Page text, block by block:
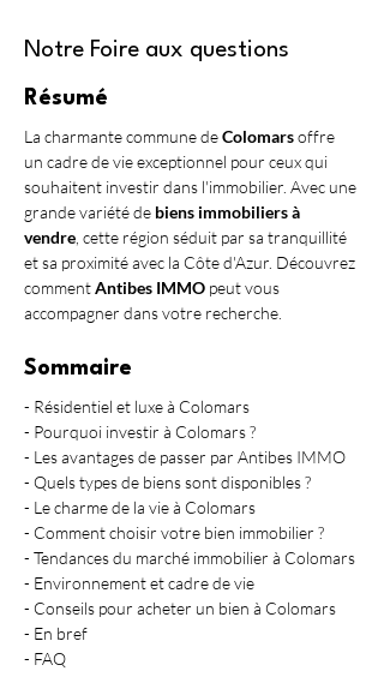
Notre Foire aux questions
Résumé
La charmante commune de Colomars offre
un cadre de vie exceptionnel pour ceux qui
souhaitent investir dans l'immobilier. Avec une
grande variété de biens immobiliers à
vendre , cette région séduit par sa tranquillité
et sa proximité avec la Côte d'Azur. Découvrez
comment Antibes IMMO peut vous
accompagner dans votre recherche.
Sommaire
- Résidentiel et luxe à Colomars
- Pourquoi investir à Colomars ?
- Les avantages de passer par Antibes IMMO
- Quels types de biens sont disponibles ?
- Le charme de la vie à Colomars
- Comment choisir votre bien immobilier ?
- Tendances du marché immobilier à Colomars
- Environnement et cadre de vie
- Conseils pour acheter un bien à Colomars
- En bref
- FAQ